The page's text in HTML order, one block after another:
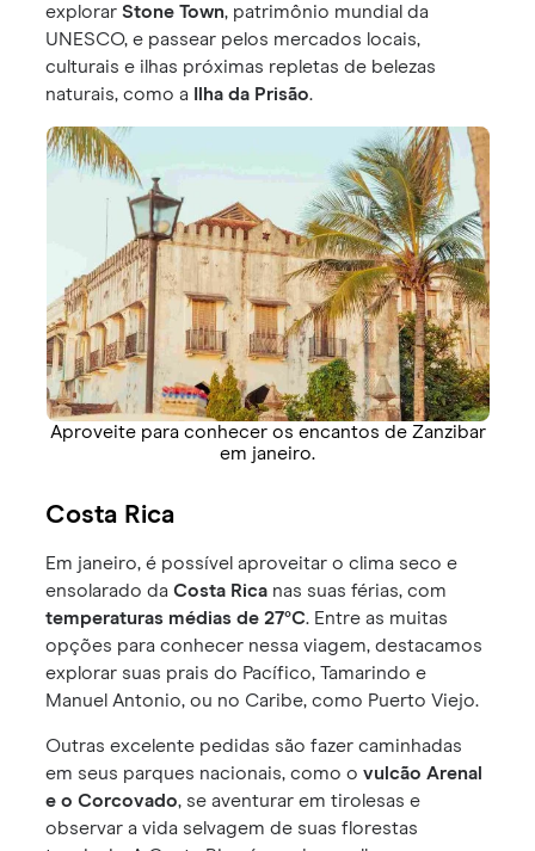
explorarStone Town, patrimônio mundial da
UNESCO, e passear pelos mercados locais,
culturais e ilhas próximas repletas de belezas
naturais, como a
Ilha da Prisão.
Aproveite para conhecer os encantos de Zanzibar
em janeiro.
Costa Rica
Em janeiro, é possível aproveitar o clima seco e
ensolarado daCosta Rica nas suas férias, com
temperaturas médias de 27°C. Entre as muitas
opções para conhecer nessa viagem, destacamos
explorar suas prais do Pacífico, Tamarindo e
Manuel Antonio, ou no Caribe, como Puerto Viejo.
Outras excelente pedidas são fazer caminhadas
em seus parques nacionais, como ovulcão Arenal
e o Corcovado, se aventurar em tirolesas e
observar a vida selvagem de suas florestas